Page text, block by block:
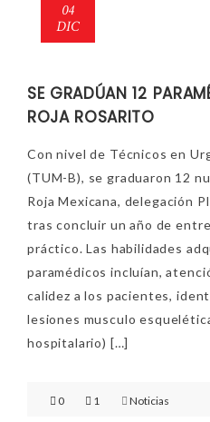
04
DIC
SE GRADÚAN 12
ROJA ROSARITO
Con nivel de Técnicos en
(TUM-B), se graduaron 12
Roja Mexicana, delegación
tras concluir un año de
práctico. Las habilidades
paramédicos incluían,
calidez a los pacientes,
lesiones musculo
hospitalario) […]
0 1 Noticias